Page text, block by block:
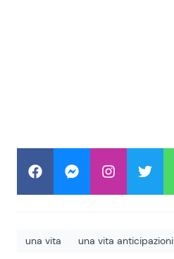
una vita una vita anticipazioni